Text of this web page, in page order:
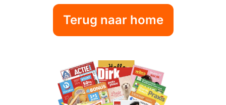
Terug naar home